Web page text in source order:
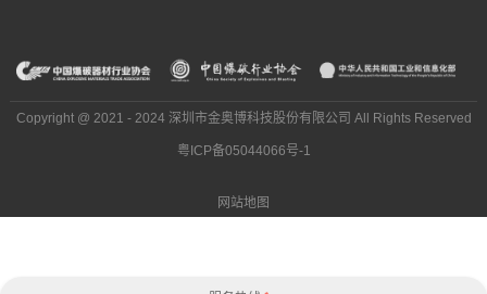
Copyright @ 2021 - 2024 深圳市金奥博科技股份有限公司 All Rights Reserved
粤ICP备05044066号-1
网站地图